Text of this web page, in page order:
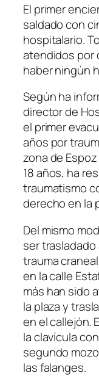
El primer
saldado con
hospitalario.
atendidos por
haber ningún
Según ha
director de
el primer
años por
zona de
18 años, ha
traumatismo
derecho en la
Del mismo
ser
trauma
en la calle
más han sido
la plaza y
en el callejón.
la clavícula
segundo
las falanges.